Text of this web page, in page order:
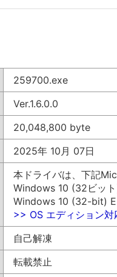
259700.exe
Ver.1.6.0.0
20,048,800 byte
2025年 10月 07日
本ドライバは、下記
Windows 10 (32ビッ
Windows 10 (32-bit)
>> OS エディション対
自己解凍
転載禁止